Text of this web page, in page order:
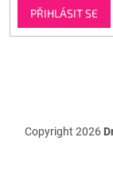
PŘIHLÁSIT SE
Copyright 2026